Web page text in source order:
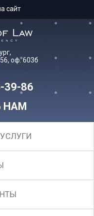
сайт
оф. 603б
39-86
НАМ